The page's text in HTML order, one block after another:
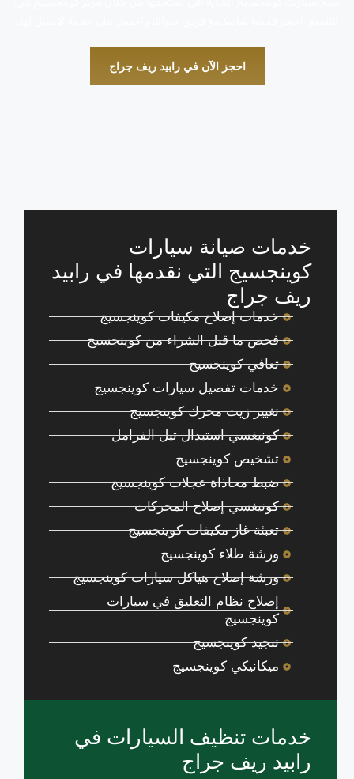
احجز الآن في رابيد ريف جراج
خدمات صيانة سيارات
كوينجسيج التي نقدمها في رابيد
ريف جراج
خدمات إصلاح مكيفات كوينجسيج
فحص ما قبل الشراء من كوينجسيج
تعافي كوينجسيج
خدمات تفصيل سيارات كوينجسيج
تغيير زيت محرك كوينجسيج
كونيغسي استبدال تيل الفرامل
تشخيص كوينجسيج
ضبط محاذاة عجلات كوينجسيج
كونيغسي إصلاح المحركات
تعبئة غاز مكيفات كوينجسيج
ورشة طلاء كوينجسيج
ورشة إصلاح هياكل سيارات كوينجسيج
إصلاح نظام التعليق في سيارات
كوينجسيج
تنجيد كوينجسيج
ميكانيكي كوينجسيج
خدمات تنظيف السيارات في
رابيد ريف جراج